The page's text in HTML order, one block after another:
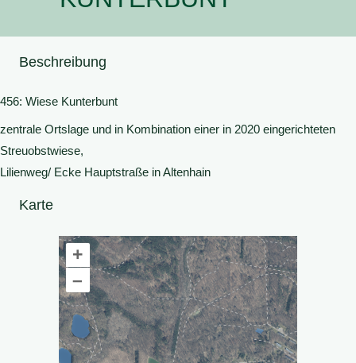
Beschreibung
456: Wiese Kunterbunt
zentrale Ortslage und in Kombination einer in 2020 eingerichteten
Streuobstwiese,
Lilienweg/ Ecke Hauptstraße in Altenhain
Karte
+
–